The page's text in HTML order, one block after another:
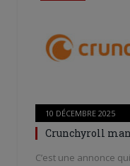
10 DÉCEMBRE 2025
Crunchyroll
C’est une annonce